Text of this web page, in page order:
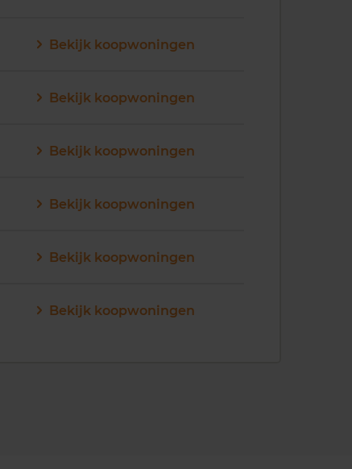
Bekijk koopwoningen
Bekijk koopwoningen
Bekijk koopwoningen
Bekijk koopwoningen
Bekijk koopwoningen
Bekijk koopwoningen